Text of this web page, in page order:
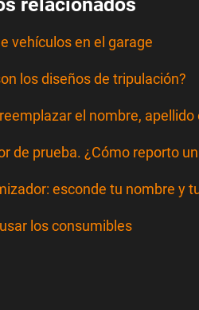
vehículos en el garage
los diseños de tripulación?
el nombre,
de prueba. ¿Cómo reporto
esconde tu nombre y
los consumibles